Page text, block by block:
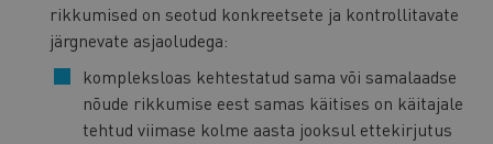
rikkumised on seotud konkreetsete ja kontrollitavate
järgnevate asjaoludega:
kompleksloas kehtestatud sama või samalaadse
nõude rikkumise eest samas käitises on käitajale
tehtud viimase kolme aasta jooksul ettekirjutus